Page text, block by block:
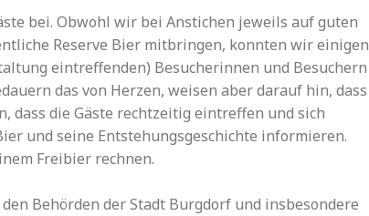
bei. Obwohl wir bei Anstichen jeweils auf guten
Reserve Bier mitbringen, konnten wir einigen
eintreffenden) Besucherinnen und Besuchern
das von Herzen, weisen aber darauf hin, dass
dass die Gäste rechtzeitig eintreffen und sich
und seine Entstehungsgeschichte informieren.
Freibier rechnen.
Behörden der Stadt Burgdorf und insbesondere